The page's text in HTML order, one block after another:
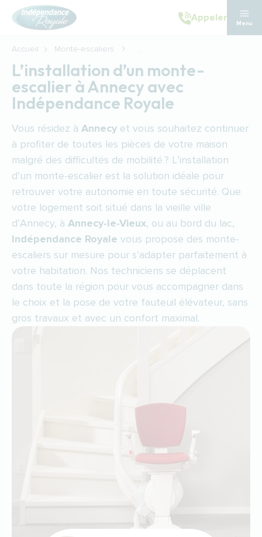
Aller au contenu principal
Appeler
Menu
Accueil Monte-escaliers ...
L’installation d’un monte-
escalier à Annecy avec
Indépendance Royale
Vous résidez à Annecy et vous souhaitez continuer
à profiter de toutes les pièces de votre maison
malgré des difficultés de mobilité ? L’installation
d’un monte-escalier est la solution idéale pour
retrouver votre autonomie en toute sécurité. Que
votre logement soit situé dans la vieille ville
d’Annecy, à Annecy-le-Vieux, ou au bord du lac,
Indépendance Royale vous propose des monte-
escaliers sur mesure pour s’adapter parfaitement à
votre habitation. Nos techniciens se déplacent
dans toute la région pour vous accompagner dans
le choix et la pose de votre fauteuil élévateur, sans
gros travaux et avec un confort maximal.